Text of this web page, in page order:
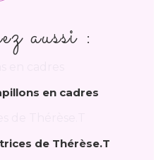
aussi :
en cadres
de Thérèse.T